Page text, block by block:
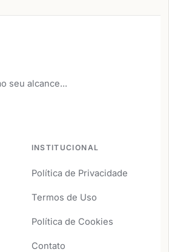
seu alcance...
INSTITUCIONAL
Política de Privacidade
Termos de Uso
Política de Cookies
Contato